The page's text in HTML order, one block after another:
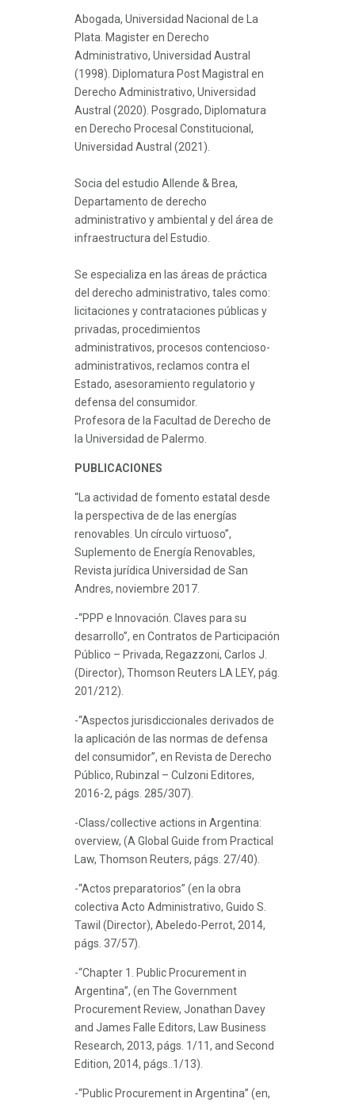
Abogada, Universidad Nacional de La
Plata. Magister en Derecho
Administrativo, Universidad Austral
(1998). Diplomatura Post Magistral en
Derecho Administrativo, Universidad
Austral (2020). Posgrado, Diplomatura
en Derecho Procesal Constitucional,
Universidad Austral (2021).
Socia del estudio Allende & Brea,
Departamento de derecho
administrativo y ambiental y del área de
infraestructura del Estudio.
Se especializa en las áreas de práctica
del derecho administrativo, tales como:
licitaciones y contrataciones públicas y
privadas, procedimientos
administrativos, procesos contencioso-
administrativos, reclamos contra el
Estado, asesoramiento regulatorio y
defensa del consumidor.
Profesora de la Facultad de Derecho de
la Universidad de Palermo.
PUBLICACIONES
“La actividad de fomento estatal desde
la perspectiva de de las energías
renovables. Un círculo virtuoso”,
Suplemento de Energía Renovables,
Revista jurídica Universidad de San
Andres, noviembre 2017.
-“PPP e Innovación. Claves para su
desarrollo”, en Contratos de Participación
Público – Privada, Regazzoni, Carlos J.
(Director), Thomson Reuters LA LEY, pág.
201/212).
-“Aspectos jurisdiccionales derivados de
la aplicación de las normas de defensa
del consumidor”, en Revista de Derecho
Público, Rubinzal – Culzoni Editores,
2016-2, págs. 285/307).
-Class/collective actions in Argentina:
overview, (A Global Guide from Practical
Law, Thomson Reuters, págs. 27/40).
-“Actos preparatorios” (en la obra
colectiva Acto Administrativo, Guido S.
Tawil (Director), Abeledo-Perrot, 2014,
págs. 37/57).
-“Chapter 1. Public Procurement in
Argentina”, (en The Government
Procurement Review, Jonathan Davey
and James Falle Editors, Law Business
Research, 2013, págs. 1/11, and Second
Edition, 2014, págs..1/13).
-“Public Procurement in Argentina” (en,